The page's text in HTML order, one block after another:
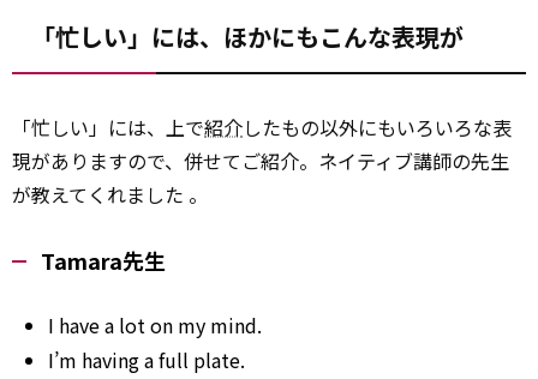
「忙しい」には、ほかにもこんな表現が
「忙しい」には、上で紹介したもの以外にもいろいろな表
現がありますので、併せてご紹介。ネイティブ講師の先生
が教えてくれました 。
Tamara先生
I have a loton my mind.
I’m having a full plate.